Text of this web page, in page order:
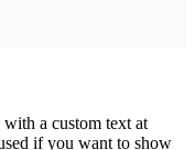
a custom text at
if you want to show